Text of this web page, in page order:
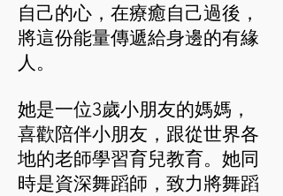
自己的心，在療癒自己過後，
將這份能量傳遞給身邊的有緣
人。
她是一位3歲小朋友的媽媽，
喜歡陪伴小朋友，跟從世界各
地的老師學習育兒教育。她同
時是資深舞蹈師，致力將舞蹈